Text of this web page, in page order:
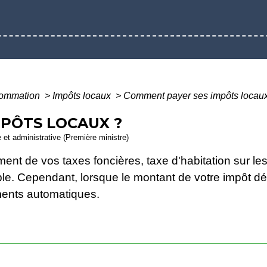
> Impôts locaux > Comment payer ses impôts
LOCAUX ?
administrative (Première ministre)
de vos taxes foncières, taxe d'habitation sur
Cependant, lorsque le montant de votre impôt
automatiques.